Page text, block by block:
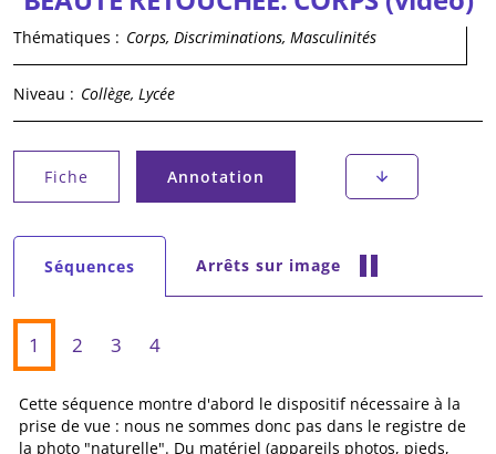
Thématiques : Corps, Discriminations, Masculinités
Niveau : Collège, Lycée
Onglets principaux
Fiche Annotation
(onglet actif)
Onglets secondaires
Séquences
(onglet actif) Arrêts sur image
1 2 3 4
Cette séquence montre d'abord le dispositif nécessaire à la
prise de vue : nous ne sommes donc pas dans le registre de
la photo "naturelle". Du matériel (appareils photos, pieds,